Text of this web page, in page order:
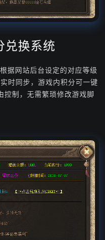
兑换系统
据网站后台设定的对应等级
时同步，游戏内积分可一键
控制，无需繁琐修改游戏脚